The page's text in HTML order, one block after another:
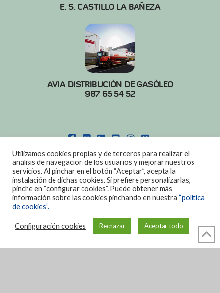
E. S. CASTILLO LA BAÑEZA
AVIA DISTRIBUCIÓN DE GASÓLEO
987 65 54 52
POLITICA DE COOKIES|AVISO LEGAL
DISEÑO: DIAN SISTEMAS
Utilizamos cookies propias y de terceros para realizar el
análisis de navegación de los usuarios y mejorar nuestros
servicios. Al pinchar en el botón “Aceptar”, acepta la
instalación de dichas cookies. Si prefiere personalizarlas,
pinche en “configurar cookies”. Puede obtener más
información sobre las cookies pinchando en nuestra “política
de cookies”.
Configuración cookies Rechazar Aceptar todo